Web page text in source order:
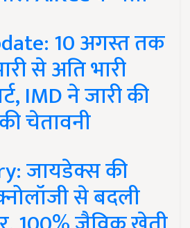
10 अगस्त तक
से अति भारी
IMD ने जारी की
चेतावनी
जायडेक्स की
से बदली